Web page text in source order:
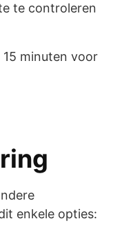
te controleren
15 minuten voor
enkele opties: